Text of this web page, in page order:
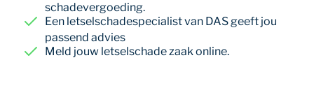
schadevergoeding.
Een letselschadespecialist van DAS geeft jou
passend advies
Meld jouw letselschade zaak online.